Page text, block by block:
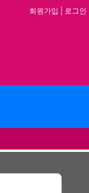
회원가입 로그인